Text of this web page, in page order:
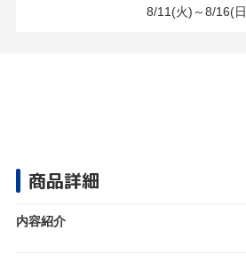
8/11(火)～8/16(
商品詳細
内容紹介